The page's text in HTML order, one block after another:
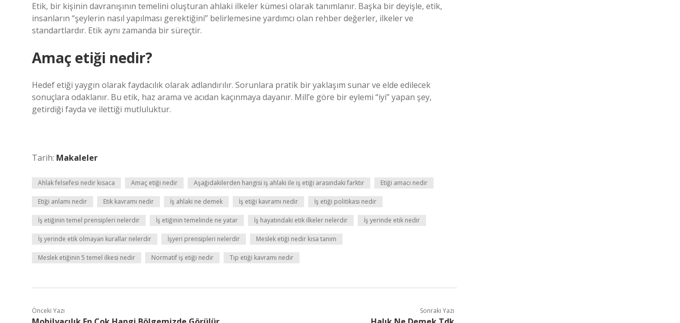
Etik, bir kişinin davranışının temelini oluşturan ahlaki ilkeler kümesi olarak tanımlanır. Başka bir deyişle, etik,
insanların “şeylerin nasıl yapılması gerektiğini” belirlemesine yardımcı olan rehber değerler, ilkeler ve
standartlardır. Etik aynı zamanda bir süreçtir.
Amaç etiği nedir?
Hedef etiği yaygın olarak faydacılık olarak adlandırılır. Sorunlara pratik bir yaklaşım sunar ve elde edilecek
sonuçlara odaklanır. Bu etik, haz arama ve acıdan kaçınmaya dayanır. Mill’e göre bir eylemi “iyi” yapan şey,
getirdiği fayda ve ilettiği mutluluktur.
Tarih: Makaleler
Ahlak felsefesi nedir kısaca Amaç etiği nedir Aşağıdakilerden hangisi iş ahlaki ile iş etiği arasındaki farktır Etiği amacı nedir
Etiği anlamı nedir Etik kavramı nedir İş ahlaki ne demek İş etiği kavramı nedir İş etiği politikası nedir
İş etiğinin temel prensipleri nelerdir İş etiğinin temelinde ne yatar İş hayatındaki etik ilkeler nelerdir İş yerinde etik nedir
İş yerinde etik olmayan kurallar nelerdir İşyeri prensipleri nelerdir Meslek etiği nedir kısa tanım
Meslek etiğinin 5 temel ilkesi nedir Normatif iş etiği nedir Tıp etiği kavramı nedir
Önceki Yazı Sonraki Yazı